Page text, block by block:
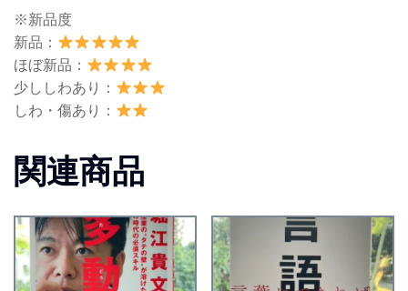
※新品度
新品：
ほぼ新品：
少ししわあり：
しわ・傷あり：
関連商品